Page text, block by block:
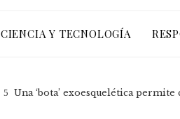
CIENCIA Y TECNOLOGÍA
Una ‘bota’ exoesquelética